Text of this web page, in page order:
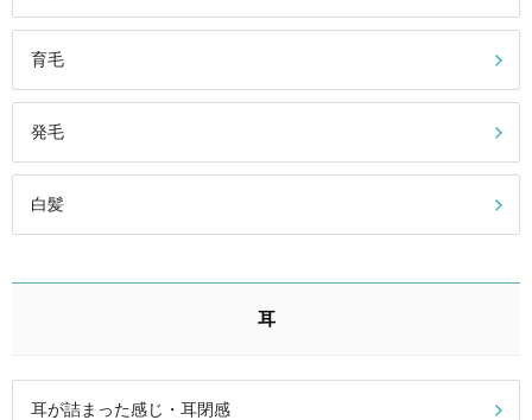
育毛
発毛
白髪
耳
耳が詰まった感じ・耳閉感